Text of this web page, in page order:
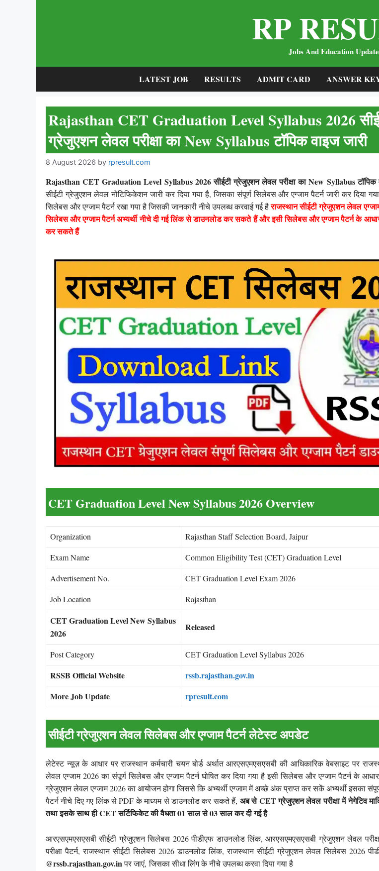
RP
Jobs And Education Update
LATEST JOB RESULTS ADMIT CARD ANSWER
Rajasthan CET Graduation Level Syllabus 2026
ग्रेजुएशन लेवल परीक्षा का New Syllabus टॉपिक वाइज जारी
8 August 2026 by rpresult.com
Rajasthan CET Graduation Level Syllabus 2026 सीईटी ग्रेजुएशन लेवल परीक्षा का New Syllabus टॉपिक
सीईटी ग्रेजुएशन लेवल नोटिफिकेशन जारी कर दिया गया है, जिसका संपूर्ण सिलेबस और एग्जाम पैटर्न जारी कर दिया गया
सिलेबस और एग्जाम पैटर्न रखा गया है जिसकी जानकारी नीचे उपलब्ध करवाई गई हैराजस्थान सीईटी ग्रेजुएशन लेवल
सिलेबस और एग्जाम पैटर्न अभ्यर्थी नीचे दी गई लिंक से डाउनलोड कर सकते हैं और इसी सिलेबस और एग्जाम पैटर्न के आधार
कर सकते हैं
CET Graduation Level New Syllabus 2026 Overview
Organization
Rajasthan Staff Selection Board, Jaipur
Exam Name
Common Eligibility Test (CET) Graduation Level
Advertisement No.
CET Graduation Level Exam 2026
Job Location
Rajasthan
CET Graduation Level New Syllabus
2026
Released
Post Category CET Graduation Level Syllabus 2026
RSSB Official Website
rssb.rajasthan.gov.in
More Job Update
rpresult.com
सीईटी ग्रेजुएशन लेवल सिलेबस और एग्जाम पैटर्न लेटेस्ट अपडेट
लेटेस्ट न्यूज़ के आधार पर राजस्थान कर्मचारी चयन बोर्ड अर्थात आरएसएमएसएसबी की आधिकारिक वेबसाइट पर
लेवल एग्जाम 2026 का संपूर्ण सिलेबस और एग्जाम पैटर्न घोषित कर दिया गया है इसी सिलेबस और एग्जाम पैटर्न के
ग्रेजुएशन लेवल एग्जाम 2026 का आयोजन होगा जिससे कि अभ्यर्थी एग्जाम में अच्छे अंक प्राप्त कर सकें अभ्यर्थी इसका
पैटर्न नीचे दिए गए लिंक से PDF के माध्यम से डाउनलोड कर सकते हैं, अब से CET ग्रेजुएशन लेवल परीक्षा में नेगेटिव
तथा इसके साथ ही CET सर्टिफिकेट की वैधता 01 साल से 03 साल कर दी गई है
आरएसएमएसएसबी सीईटी ग्रेजुएशन सिलेबस 2026 पीडीएफ डाउनलोड लिंक, आरएसएमएसएसबी ग्रेजुएशन लेवल
परीक्षा पैटर्न, राजस्थान सीईटी सिलेबस 2026 डाउनलोड लिंक, राजस्थान सीईटी ग्रेजुएशन लेवल सिलेबस 2026
@rssb.rajasthan.gov.inपर जाएं, जिसका सीधा लिंग के नीचे उपलब्ध करवा दिया गया है